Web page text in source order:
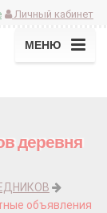
Личный кабинет
МЕНЮ
деревня
объявления